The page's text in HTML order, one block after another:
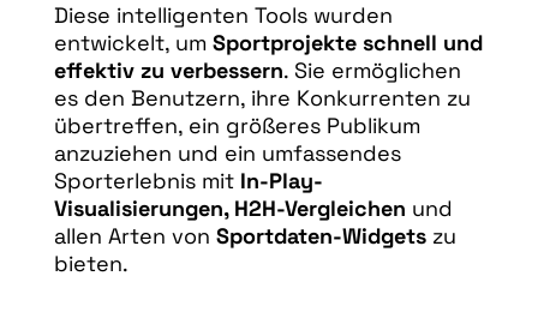
Diese intelligenten Tools wurden
entwickelt, um Sportprojekte schnell und
effektiv zu verbessern. Sie ermöglichen
es den Benutzern, ihre Konkurrenten zu
übertreffen, ein größeres Publikum
anzuziehen und ein umfassendes
Sporterlebnis mit In-Play-
Visualisierungen, H2H-Vergleichen und
allen Arten von Sportdaten-Widgetszu
bieten.